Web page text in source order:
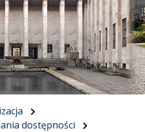
dostępności